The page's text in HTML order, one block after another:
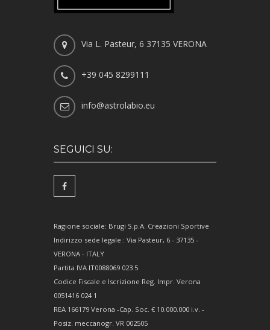
Via L. Pasteur, 6 37135 VERONA
+39 045 8299111
info@astrolabio.eu
SEGUICI SU:
Ragione sociale: Brugi S.p.A. Creazioni Sportive
Indirizzo sede legale : Via Pasteur, 6 - 37135 -
VERONA - ITALY
Partita IVA IT0088069 023 5
Codice Fiscale e Iscrizione Reg. Impr. Verona
0051416 024 1
REA 166179 Verona -Cap. Soc. € 10.000.000 i.v. -
Posiz. meccanogr. VR 002505